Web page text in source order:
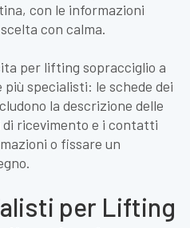
con le informazioni
con calma.
per lifting sopracciglio a
specialisti: le schede dei
la descrizione delle
ricevimento e i contatti
o fissare un
per Lifting